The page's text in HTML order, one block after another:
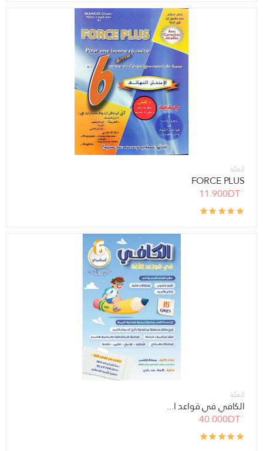
الفئة
FORCE PLUS
11.900DT
الفئة
الكافي في قواعد ا...
40.000DT